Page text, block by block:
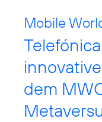
Mobile
dem